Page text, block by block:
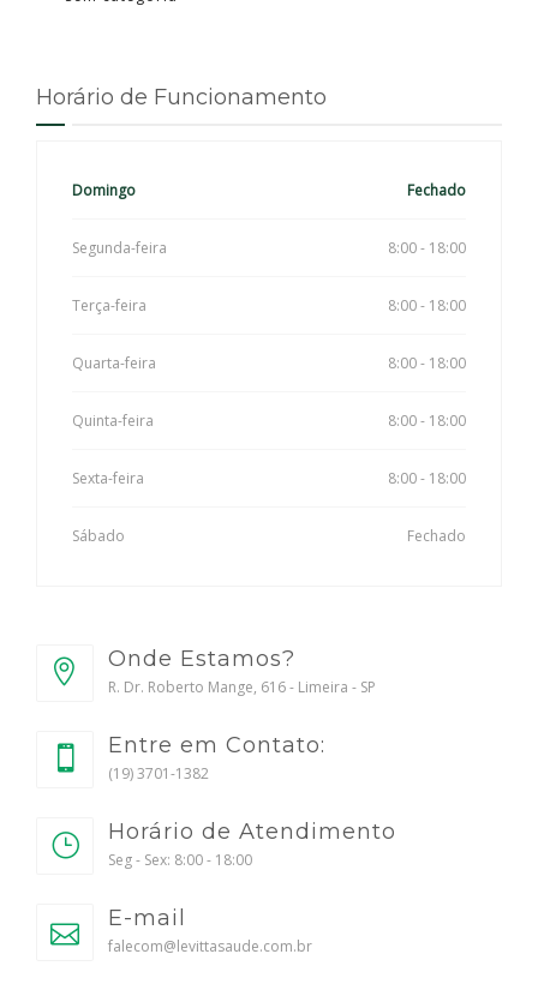
Horário de Funcionamento
Domingo Fechado
Segunda-feira 8:00 - 18:00
Terça-feira 8:00 - 18:00
Quarta-feira 8:00 - 18:00
Quinta-feira 8:00 - 18:00
Sexta-feira 8:00 - 18:00
Sábado Fechado
Onde Estamos?
R. Dr. Roberto Mange, 616 - Limeira - SP
Entre em Contato:
(19) 3701-1382
Horário de Atendimento
Seg - Sex: 8:00 - 18:00
E-mail
falecom@levittasaude.com.br